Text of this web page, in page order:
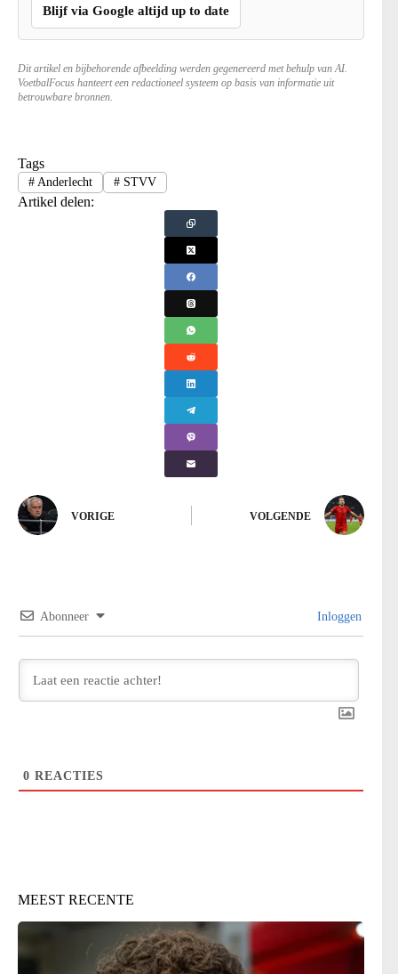
Blijf via Google altijd up to date
Dit artikel en bijbehorende afbeelding werden gegenereerd met behulp van AI.
VoetbalFocus hanteert een redactioneel systeem op basis van informatie uit
betrouwbare bronnen.
Tags
#Anderlecht #STVV
Artikel delen:
VORIGE VOLGENDE
Abonneer Inloggen
0 REACTIES
MEEST RECENTE